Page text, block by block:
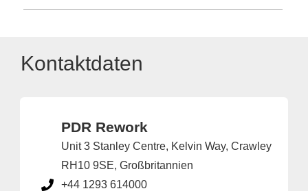
Kontaktdaten
PDR Rework
Unit 3 Stanley Centre, Kelvin Way, Crawley
RH10 9SE, Großbritannien
+44 1293 614000